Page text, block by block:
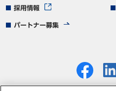
採用情報
パートナー募集